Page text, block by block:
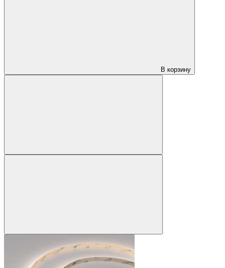
В корзину